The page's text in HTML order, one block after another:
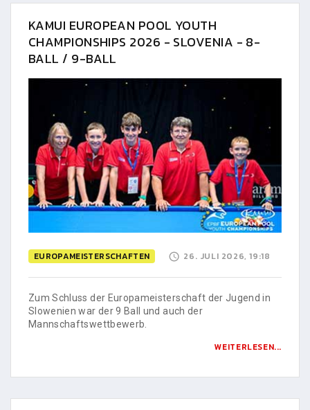
KAMUI EUROPEAN POOL YOUTH
CHAMPIONSHIPS 2026 - SLOVENIA - 8-
BALL / 9-BALL
EUROPAMEISTERSCHAFTEN 26. JULI 2026, 19:18
Zum Schluss der Europameisterschaft der Jugend in
Slowenien war der 9 Ball und auch der
Mannschaftswettbewerb.
WEITERLESEN...